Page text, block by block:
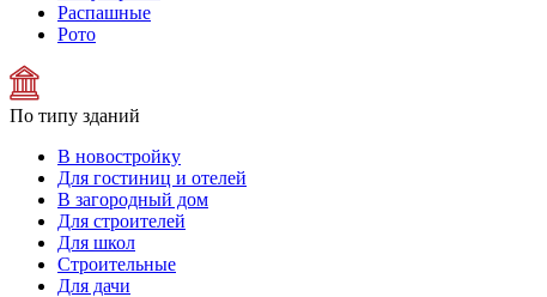
Распашные
Рото
По типу зданий
В новостройку
Для гостиниц и отелей
В загородный дом
Для строителей
Для школ
Строительные
Для дачи